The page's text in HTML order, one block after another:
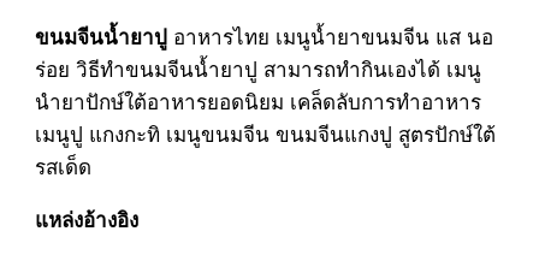
ขนมจีนน้ำยาปูอาหารไทย เมนูน้ำยาขนมจีน แส นอ
ร่อย วิธีทำขนมจีนน้ำยาปู สามารถทำกินเองได้ เมนู
นำยาปักษ์ใต้อาหารยอดนิยม เคล็ดลับการทำอาหาร
เมนูปู แกงกะทิ เมนูขนมจีน ขนมจีนแกงปู สูตรปักษ์ใต้
รสเด็ด
แหล่งอ้างอิง